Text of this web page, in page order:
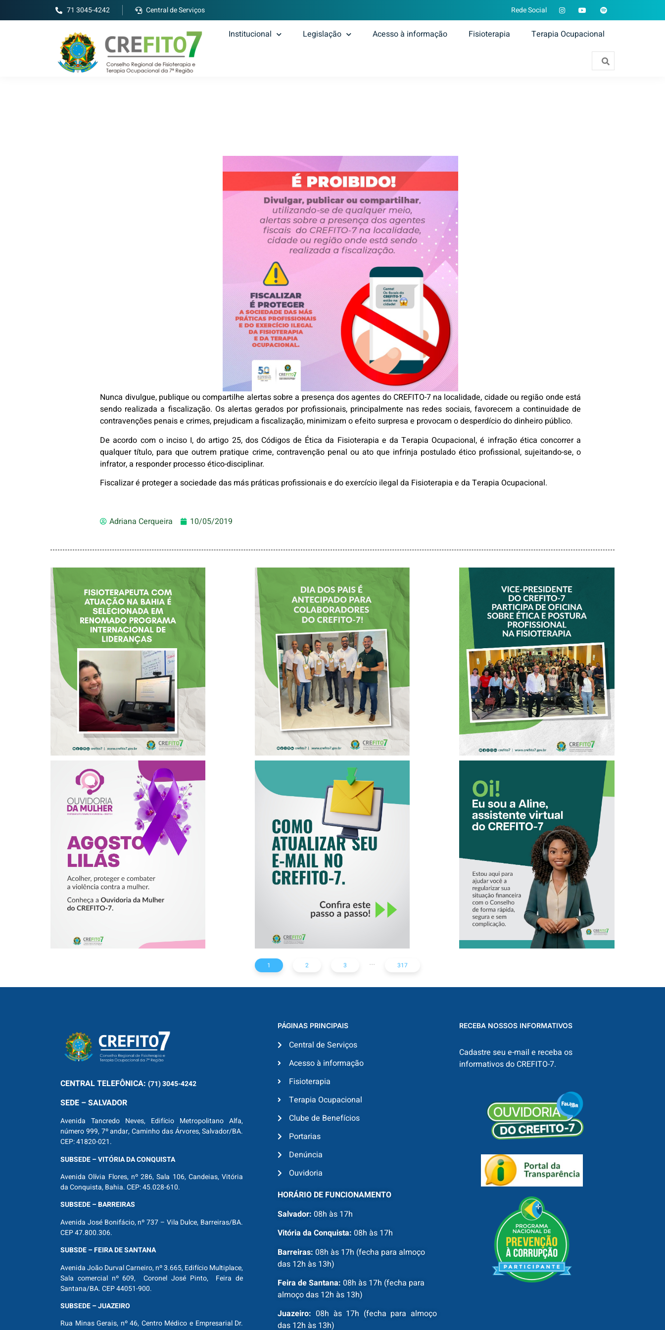
71 3045-4242 Central de Serviços Rede Social
Institucional Legislação Acesso à informação Fisioterapia Terapia Ocupacional
Nunca divulgue, publique ou compartilhe alertas sobre a presença dos agentes do CREFITO-7 na localidade, cidade ou região onde está
sendo realizada a fiscalização. Os alertas gerados por profissionais, principalmente nas redes sociais, favorecem a continuidade de
contravenções penais e crimes, prejudicam a fiscalização, minimizam o efeito surpresa e provocam o desperdício do dinheiro público.
De acordo com o inciso I, do artigo 25, dos Códigos de Ética da Fisioterapia e daTerapia Ocupacional, é infração ética concorrer a
qualquer título, para que outrem pratique crime, contravenção penal ou ato que infrinja postulado ético profissional, sujeitando-se, o
infrator, a responder processo ético-disciplinar.
Fiscalizar é proteger a sociedade das más práticas profissionais e do exercício ilegal da Fisioterapia e da Terapia Ocupacional.
Adriana Cerqueira 10/05/2019
FISIOTERAPEUTA
COM ATUAÇÃO NA
BAHIA É
SELECIONADA EM
RENOMADO
PROGRAMA
INTERNACIONAL
DE LIDERANÇAS
DIA DOS PAIS É
ANTECIPADO
PARA
COLABORADORES
DO CREFITO-7
VICE-PRESIDENTE
DO CREFITO-7
PARTICIPA DE
OFICINA SOBRE
ÉTICA E POSTURA
PROFISSIONAL NA
FISIOTERAPIA
AGOSTO LILÁS –
ACOLHER,
PROTEGER E
COMBATER A
VIOLÊNCIA
CONTRA A
MULHER
COMO ATUALIZAR
SEU E-MAIL NO
CREFITO-7
CONHEÇA A
‘ALINE’,
ASSISTENTE
VIRTUAL DO
CREFITO-7
1 2 3 ... 317
CENTRALTELEFÔNICA: (71) 3045-4242
SEDE – SALVADOR
Avenida Tancredo Neves, Edifício Metropolitano Alfa,
número 999, 7º andar, Caminho das Árvores, Salvador/BA.
CEP: 41820-021.
SUBSEDE – VITÓRIA DA CONQUISTA
Avenida Olívia Flores, nº 286, Sala 106, Candeias, Vitória
da Conquista, Bahia. CEP: 45.028-610.
SUBSEDE – BARREIRAS
Avenida José Bonifácio, nº 737 – Vila Dulce, Barreiras/BA.
CEP 47.800.306.
SUBSDE – FEIRA DE SANTANA
Avenida João Durval Carneiro, nº 3.665, Edifício Multiplace,
Sala comercial nº 609, Coronel José Pinto, Feira de
Santana/BA. CEP 44051-900.
SUBSEDE – JUAZEIRO
Rua Minas Gerais, nº 46, Centro Médico e Empresarial Dr.
PÁGINAS PRINCIPAIS
Central de Serviços
Acesso à informação
Fisioterapia
Terapia Ocupacional
Clube de Benefícios
Portarias
Denúncia
Ouvidoria
HORÁRIO DE FUNCIONAMENTO
Salvador: 08h às 17h
Vitória da Conquista: 08h às 17h
Barreiras: 08h às 17h (fecha para almoço
das 12h às 13h)
Feira de Santana: 08h às 17h (fecha para
almoço das 12h às 13h)
Juazeiro: 08h às 17h (fecha para almoço
das 12h às 13h)
RECEBA NOSSOS INFORMATIVOS
Cadastre seu e-mail e receba os
informativos do CREFITO-7.